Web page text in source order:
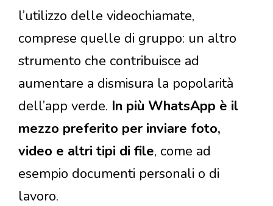
l’utilizzo delle videochiamate,
comprese quelle di gruppo: un altro
strumento che contribuisce ad
aumentare a dismisura la popolarità
dell’app verde. In più WhatsApp è il
mezzo preferito per inviare foto,
video e altri tipi di file, come ad
esempio documenti personali o di
lavoro.